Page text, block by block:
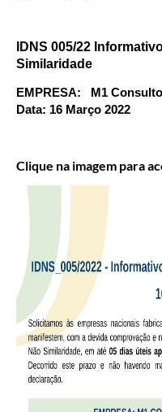
IDNS 005/22
Similaridade
EMPRESA: M1
Data: 16 Março 2022
Clique na imagem para